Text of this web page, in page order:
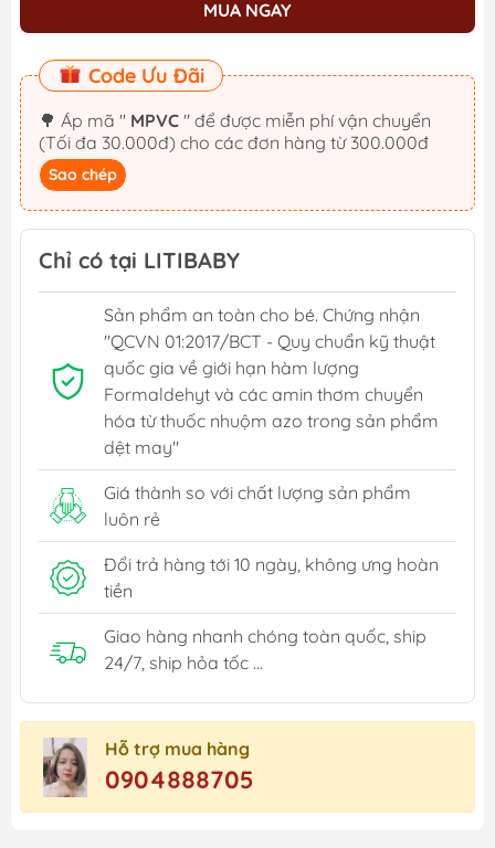
MUA NGAY
Code Ưu Đãi
🌳 Áp mã " MPVC " để được miễn phí vận chuyển
(Tối đa 30.000đ) cho các đơn hàng từ 300.000đ
Sao chép
Chỉ có tại LITIBABY
Sản phẩm an toàn cho bé. Chứng nhận
"QCVN 01:2017/BCT - Quy chuẩn kỹ thuật
quốc gia về giới hạn hàm lượng
Formaldehyt và các amin thơm chuyển
hóa từ thuốc nhuộm azo trong sản phẩm
dệt may"
Giá thành so với chất lượng sản phẩm
luôn rẻ
Đổi trả hàng tới 10 ngày, không ưng hoàn
tiền
Giao hàng nhanh chóng toàn quốc, ship
24/7, ship hỏa tốc ...
Hỗ trợ mua hàng
0904888705